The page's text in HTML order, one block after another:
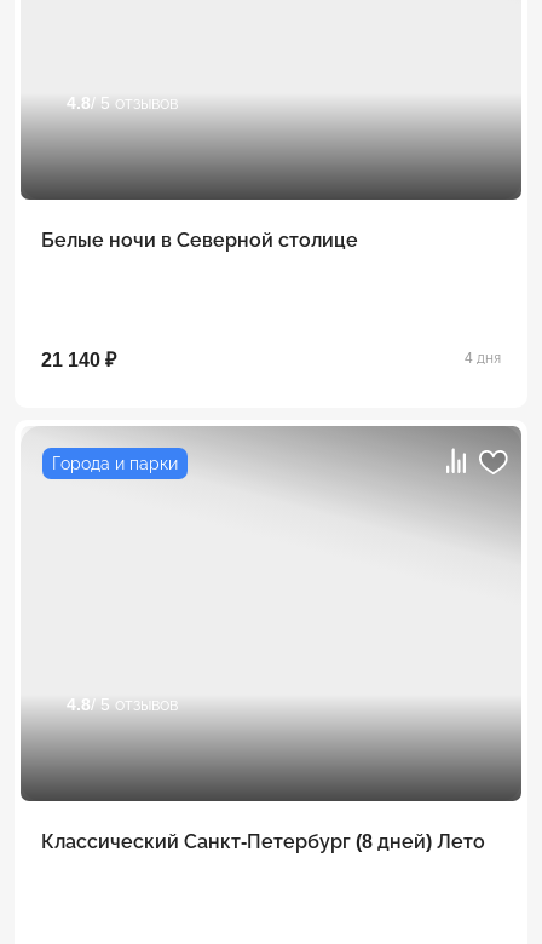
4.8/ 5 отзывов
Белые ночи в Северной столице
21 140 ₽ 4 дня
Города и парки
4.8/ 5 отзывов
Классический Санкт-Петербург (8 дней) Лето